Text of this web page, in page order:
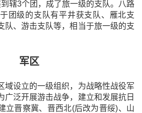
辖3个团，成了旅一级的支队。八路
团级的支队有平井获支队、雁北支
队、游击支队等，相当于旅一级的支
军区
域设立的一级组织，为战略性战役军
广泛开展游击战争，建立和发展抗日
立晋察冀、晋西北(后改为晋绥)、山